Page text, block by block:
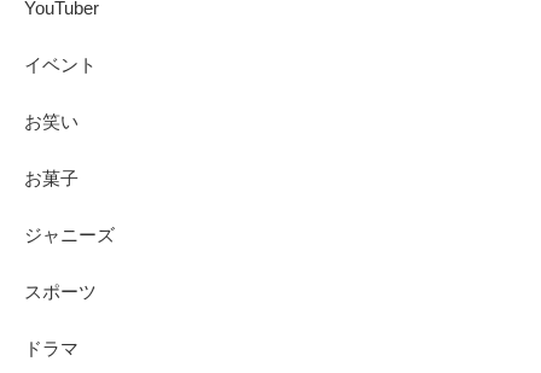
YouTuber
イベント
お笑い
お菓子
ジャニーズ
スポーツ
ドラマ